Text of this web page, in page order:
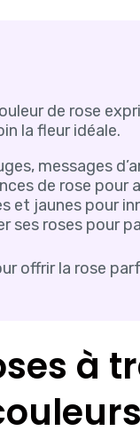
de rose
la fleur idéale.
messages
de rose
et jaunes pour
ses roses pour
offrir la rose
à